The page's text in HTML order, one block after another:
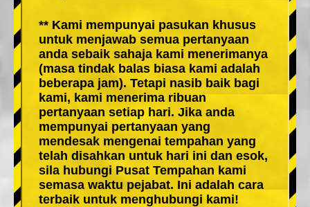
** Kami mempunyai pasukan khusus
untuk menjawab semua pertanyaan
anda sebaik sahaja kami menerimanya
(masa tindak balas biasa kami adalah
beberapa jam). Tetapi nasib baik bagi
kami, kami menerima ribuan
pertanyaan setiap hari. Jika anda
mempunyai pertanyaan yang
mendesak mengenai tempahan yang
telah disahkan untuk hari ini dan esok,
sila hubungi Pusat Tempahan kami
semasa waktu pejabat. Ini adalah cara
terbaik untuk menghubungi kami!